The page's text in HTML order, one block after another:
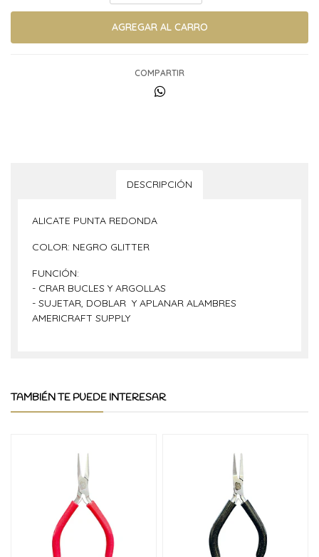
COMPARTIR
DESCRIPCIÓN
ALICATE PUNTA REDONDA
COLOR: NEGRO GLITTER
FUNCIÓN:
- CRAR BUCLES Y ARGOLLAS
- SUJETAR, DOBLAR Y APLANAR ALAMBRES
AMERICRAFT SUPPLY
TAMBIÉN TE PUEDE INTERESAR